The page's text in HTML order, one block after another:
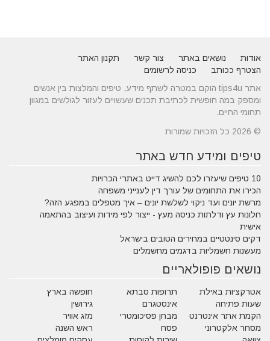
אודות נושאים באתר צור קשר
תקנון האתר
הצטרף ככותב
כניסה לרשומים
אתר tips4u הוקם במטרה לשתף מידע, טיפים והמלצות בין אנשים
ומספק במה חופשית לכתיבת תכנים שעשויים לעזור לגולשים במגוון
תחומי החיים.
© 2026 כל הזכויות שמורות
טיפים ומידע חדש באתר
10 טיפים שיעזרו לכם להשיג דייט באתרי הכרויות
הכירו את התחומים של עורך דין לענייני משפחה
מרשת יונים ועד ניקוי לשלשת יונים – איך מטפלים במפגע הזה?
חלונות עץ ודלתות כניסה מעץ - ייצור לפי מידות ועיצוב בהתאמה
אישית
דקים סינטטיים במחירים הטובים בישראל
מעשנות חשמליות בדגמים מחשמלים
נושאים פופולאריים
אטרקציות באילת תרופות סבתא
חופשה בארץ
שעות פתיחה
אינסטגרם
גירושין
הקמת אתר אינטרנט
מבחן פסיכומטרי
מזג אוויר
מסחר אלקטרוני
פסח
ראש השנה